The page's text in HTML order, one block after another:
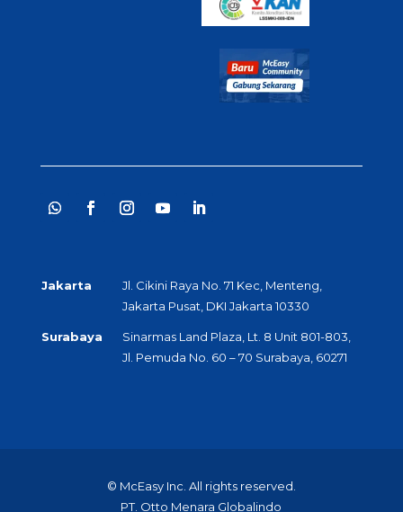
Jakarta
Jl. Cikini Raya No. 71 Kec, Menteng,
Jakarta Pusat, DKI Jakarta 10330
Surabaya
Sinarmas Land Plaza, Lt. 8 Unit 801-803,
Jl. Pemuda No. 60 – 70 Surabaya, 60271
© McEasy Inc. All rights reserved.
PT. Otto Menara Globalindo